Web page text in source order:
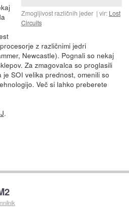
Zmogljivost različnih jeder vir: Lost
Circuits
z različnimi jedri
Newcastle). Pognali so nekaj
Za zmagovalca so proglasili
SOI velika prednost, omenili so
Več si lahko preberete
.